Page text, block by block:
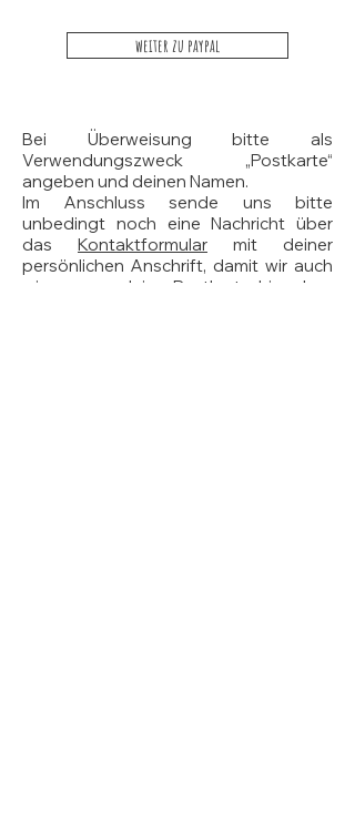
weiter zu paypal
Bei Überweisung bitte als
Verwendungszweck „Postkarte“
angeben und deinen Namen.
Im Anschluss sende uns bitte
unbedingt noch eine Nachricht über
das Kontaktformular mit deiner
persönlichen Anschrift, damit wir auch
wissen, wo deine Postkarte hingehen